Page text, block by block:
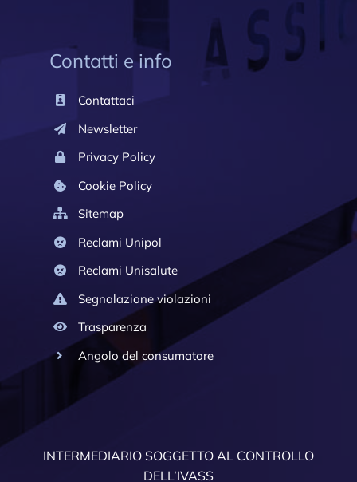
Contatti e info
Contattaci
Newsletter
Privacy Policy
Cookie Policy
Sitemap
Reclami Unipol
Reclami Unisalute
Segnalazione violazioni
Trasparenza
Angolo del consumatore
INTERMEDIARIO SOGGETTO AL CONTROLLO
DELL’IVASS